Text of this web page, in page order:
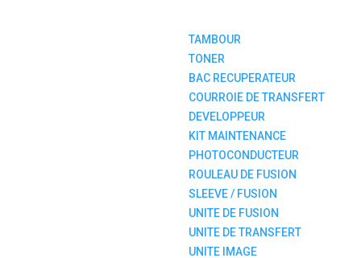
TAMBOUR
TONER
BAC RECUPERATEUR
COURROIE DE TRANSFERT
DEVELOPPEUR
KIT MAINTENANCE
PHOTOCONDUCTEUR
ROULEAU DE FUSION
SLEEVE / FUSION
UNITE DE FUSION
UNITE DE TRANSFERT
UNITE IMAGE